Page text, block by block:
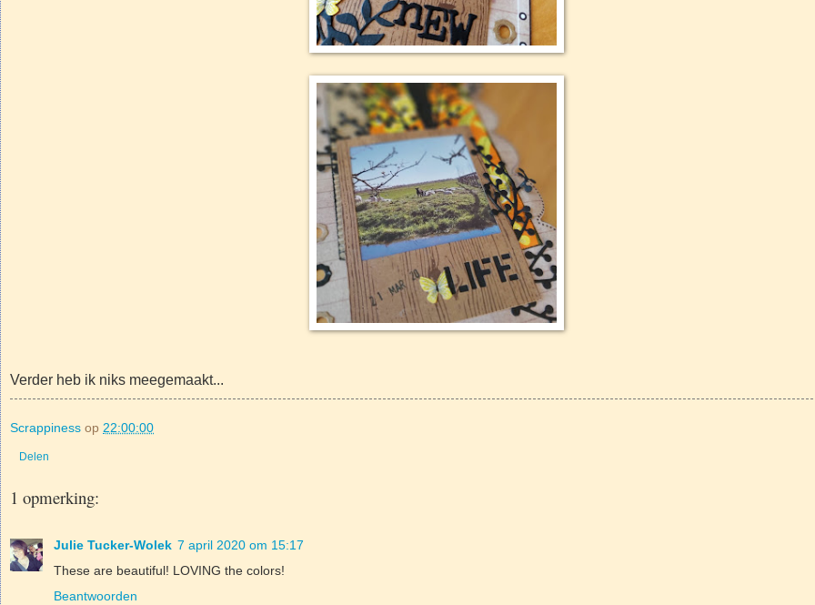
Verder heb ik niks meegemaakt...
Scrappiness op 22:00:00
Delen
1 opmerking:
Julie Tucker-Wolek 7 april 2020 om 15:17
These are beautiful! LOVING the colors!
Beantwoorden